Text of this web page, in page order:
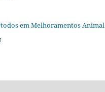
em Melhoramentos Animal